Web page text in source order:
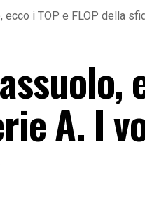
ecco i TOP e FLOP della
A. I